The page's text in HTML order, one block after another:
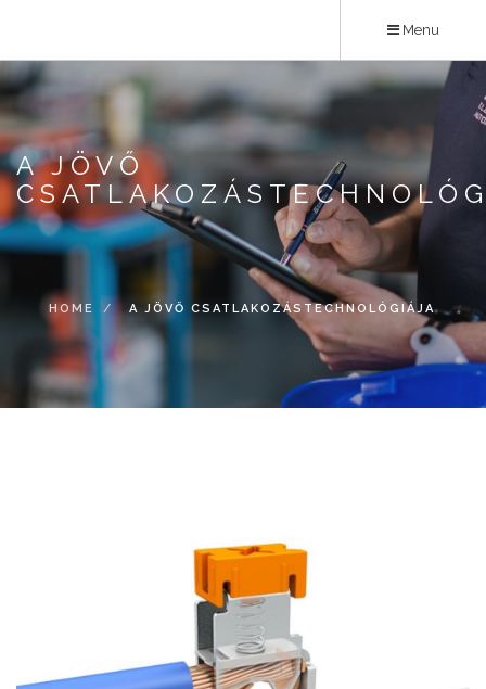
main
content
Menu
A JÖVŐ
HOME A JÖVŐ CSATLAKOZÁSTECHNOLÓGIÁJA